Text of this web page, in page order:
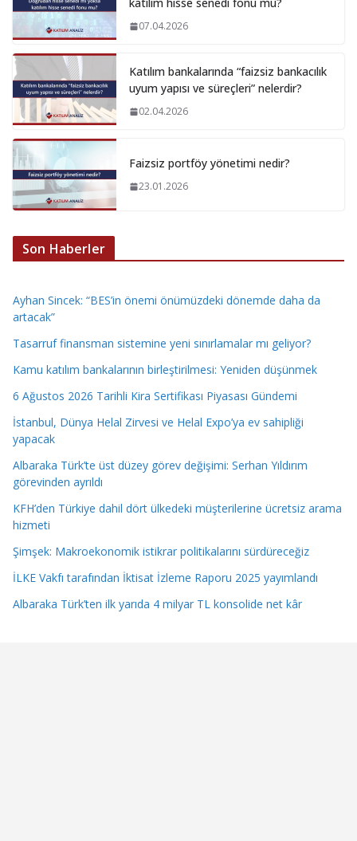
07.04.2026
Katılım bankalarında “faizsiz bankacılık
uyum yapısı ve süreçleri” nelerdir?
02.04.2026
Faizsiz portföy yönetimi nedir?
23.01.2026
Son Haberler
Ayhan Sincek: “BES’in önemi önümüzdeki dönemde daha da
artacak”
Tasarruf finansman sistemine yeni sınırlamalar mı geliyor?
Kamu katılım bankalarının birleştirilmesi: Yeniden düşünmek
6 Ağustos 2026 Tarihli Kira Sertifikası Piyasası Gündemi
İstanbul, Dünya Helal Zirvesi ve Helal Expo’ya ev sahipliği
yapacak
Albaraka Türk’te üst düzey görev değişimi: Serhan Yıldırım
görevinden ayrıldı
KFH’den Türkiye dahil dört ülkedeki müşterilerine ücretsiz arama
hizmeti
Şimşek: Makroekonomik istikrar politikalarını sürdüreceğiz
İLKE Vakfı tarafından İktisat İzleme Raporu 2025 yayımlandı
Albaraka Türk’ten ilk yarıda 4 milyar TL konsolide net kâr